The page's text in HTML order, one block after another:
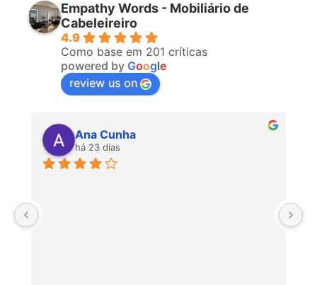
Empathy Words - Mobiliário de
Cabeleireiro
4.9
Como base em 201 críticas
powered by Google
review us on
Ana Cunha
há 23 dias